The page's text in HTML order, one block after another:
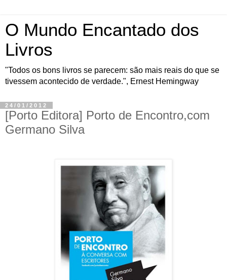
O Mundo Encantado dos
Livros
"Todos os bons livros se parecem: são mais reais do que se
tivessem acontecido de verdade.", Ernest Hemingway
24/01/2012
[Porto Editora] Porto de Encontro,com
Germano Silva